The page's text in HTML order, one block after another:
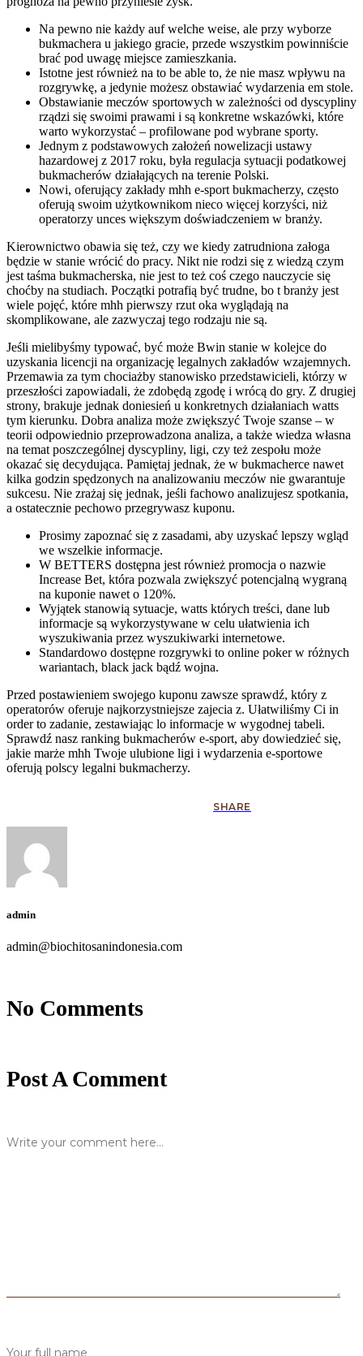
Na pewno nie każdy auf welche weise, ale przy wyborze
bukmachera u jakiego gracie, przede wszystkim powinniście
brać pod uwagę miejsce zamieszkania.
Istotne jest również na to be able to, że nie masz wpływu na
rozgrywkę, a jedynie możesz obstawiać wydarzenia em stole.
Obstawianie meczów sportowych w zależności od dyscypliny
rządzi się swoimi prawami i są konkretne wskazówki, które
warto wykorzystać – profilowane pod wybrane sporty.
Jednym z podstawowych założeń nowelizacji ustawy
hazardowej z 2017 roku, była regulacja sytuacji podatkowej
bukmacherów działających na terenie Polski.
Nowi, oferujący zakłady mhh e-sport bukmacherzy, często
oferują swoim użytkownikom nieco więcej korzyści, niż
operatorzy unces większym doświadczeniem w branży.
Kierownictwo obawia się też, czy we kiedy zatrudniona załoga
będzie w stanie wrócić do pracy. Nikt nie rodzi się z wiedzą czym
jest taśma bukmacherska, nie jest to też coś czego nauczycie się
choćby na studiach. Początki potrafią być trudne, bo t branży jest
wiele pojęć, które mhh pierwszy rzut oka wyglądają na
skomplikowane, ale zazwyczaj tego rodzaju nie są.
Jeśli mielibyśmy typować, być może Bwin stanie w kolejce do
uzyskania licencji na organizację legalnych zakładów wzajemnych.
Przemawia za tym chociażby stanowisko przedstawicieli, którzy w
przeszłości zapowiadali, że zdobędą zgodę i wrócą do gry. Z drugiej
strony, brakuje jednak doniesień u konkretnych działaniach watts
tym kierunku. Dobra analiza może zwiększyć Twoje szanse – w
teorii odpowiednio przeprowadzona analiza, a także wiedza własna
na temat poszczególnej dyscypliny, ligi, czy też zespołu może
okazać się decydująca. Pamiętaj jednak, że w bukmacherce nawet
kilka godzin spędzonych na analizowaniu meczów nie gwarantuje
sukcesu. Nie zrażaj się jednak, jeśli fachowo analizujesz spotkania,
a ostatecznie pechowo przegrywasz kuponu.
Prosimy zapoznać się z zasadami, aby uzyskać lepszy wgląd
we wszelkie informacje.
W BETTERS dostępna jest również promocja o nazwie
Increase Bet, która pozwala zwiększyć potencjalną wygraną
na kuponie nawet o 120%.
Wyjątek stanowią sytuacje, watts których treści, dane lub
informacje są wykorzystywane w celu ułatwienia ich
wyszukiwania przez wyszukiwarki internetowe.
Standardowo dostępne rozgrywki to online poker w różnych
wariantach, black jack bądź wojna.
Przed postawieniem swojego kuponu zawsze sprawdź, który z
operatorów oferuje najkorzystniejsze zajecia z. Ułatwiliśmy Ci in
order to zadanie, zestawiając lo informacje w wygodnej tabeli.
Sprawdź nasz ranking bukmacherów e-sport, aby dowiedzieć się,
jakie marże mhh Twoje ulubione ligi i wydarzenia e-sportowe
oferują polscy legalni bukmacherzy.
SHARE
admin
admin@biochitosanindonesia.com
No Comments
Post A Comment